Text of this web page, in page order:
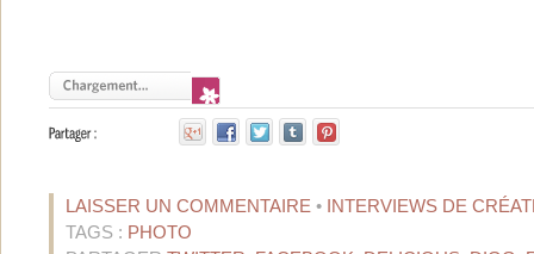
LAISSER UN COMMENTAIRE • INTERVIEWS DE
TAGS : PHOTO